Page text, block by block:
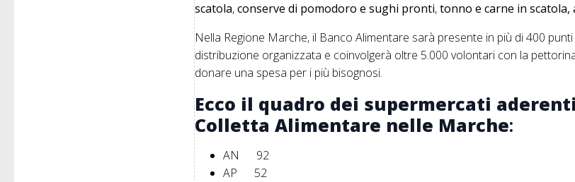
scatola,conserve di pomodoro e sughi pronti,tonno e carne in scatola,
Nella Regione Marche, il Banco Alimentare sarà presente in più di 400
distribuzione organizzata e coinvolgerà oltre 5.000 volontari con la
donare una spesa per i più bisognosi.
Ecco il quadro dei supermercati
CollettaAlimentare nelle Marche:
AN 92
AP 52